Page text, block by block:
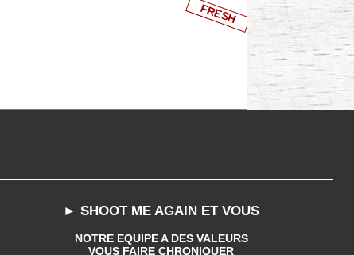
FRESH
► SHOOT ME AGAIN ET VOUS
NOTRE EQUIPE A DES VALEURS
VOUS FAIRE CHRONIQUER